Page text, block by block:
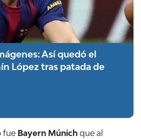
Así quedó el
López tras patada de
fue Bayern Múnich que al